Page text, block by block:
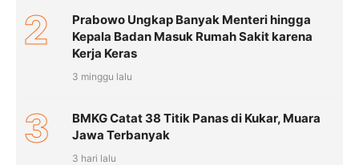
2
Prabowo Ungkap Banyak Menteri hingga
Kepala Badan Masuk Rumah Sakit karena
Kerja Keras
3 minggu lalu
3
BMKG Catat 38 Titik Panas di Kukar, Muara
Jawa Terbanyak
3 hari lalu